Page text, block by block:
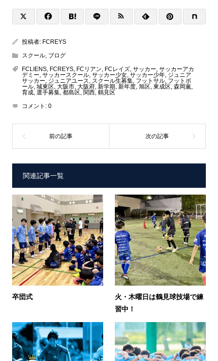
投稿者: FCREYS
スクール, ブログ
FCLIENS, FCREYS, FCリアン, FCレイズ, サッカー, サッカーアカ
デミー, サッカースクール, サッカー少女, サッカー少年, ジュニア
サッカー, ジュニアユース, スクール生募集, フットサル, フットボ
ール, 城東区, 大阪市, 大阪府, 新学期, 新年度, 旭区, 東成区, 森岡薫,
育成, 選手募集, 都島区, 関西, 鶴見区
コメント: 0
関連記事一覧
卒団式
火・木曜日は鶴見球技場で練
習中！